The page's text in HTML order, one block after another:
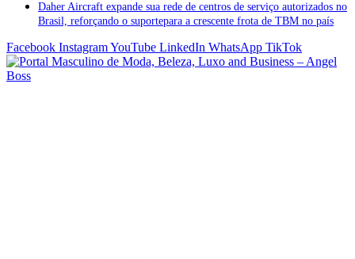
Daher Aircraft expande sua rede de centros de serviço autorizados no
Brasil, reforçando o suportepara a crescente frota de TBM no país
Facebook InstagramYouTube LinkedIn WhatsApp TikTok